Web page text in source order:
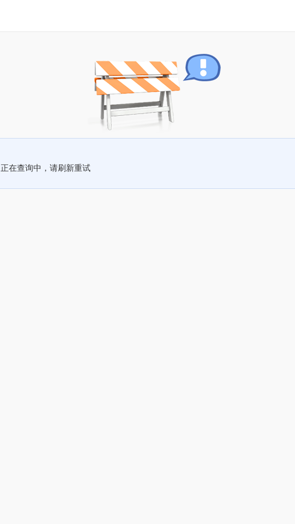
正在查询中，请刷新重试